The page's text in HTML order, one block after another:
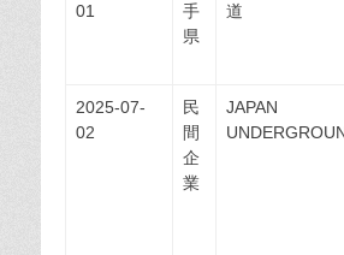
01
手
県
道
2025-07-
02
民
間
企
業
JAPAN